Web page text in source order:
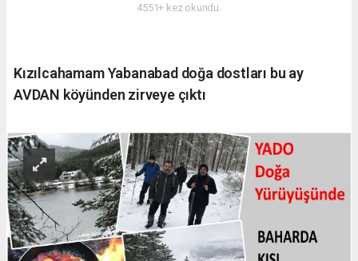
4551+ kez okundu.
Kızılcahamam Yabanabad doğa dostları bu ay
AVDAN köyünden zirveye çıktı